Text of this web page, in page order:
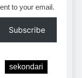
to your email.
Subscribe
sekondari